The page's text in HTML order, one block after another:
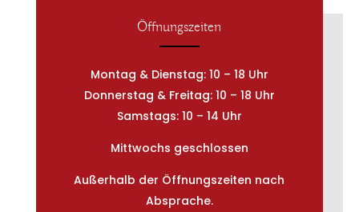
Öffnungszeiten
Montag & Dienstag: 10 – 18 Uhr
Donnerstag & Freitag: 10 – 18 Uhr
Samstags: 10 – 14 Uhr
Mittwochs geschlossen
Außerhalb der Öffnungszeiten nach
Absprache.